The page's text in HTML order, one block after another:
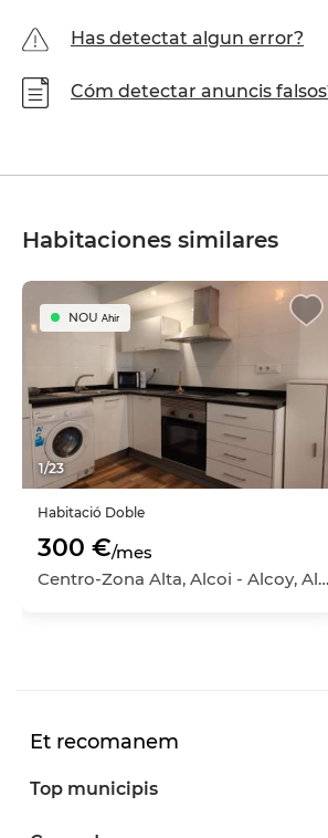
Has detectat algun error?
Cóm detectar anuncis
Habitaciones similares
1/23
NOU Ahir
Habitació Doble
300 €/mes
Centro-Zona Alta, Alcoi - Alcoy, Alicante
Et recomanem
Top municipis